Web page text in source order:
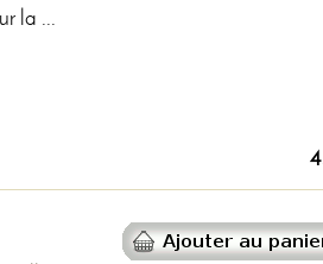
la ...